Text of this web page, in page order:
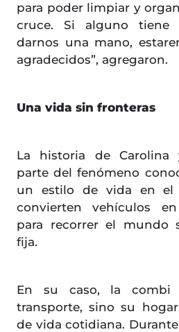
para poder limpiar y
cruce. Si alguno tiene
darnos una mano,
agradecidos”, agregaron.
Una vida sin fronteras
La historia de Carolina
parte del fenómeno
un estilo de vida en el
convierten vehículos
para recorrer el mundo
fija.
En su caso, la combi
transporte, sino su
de vida cotidiana.